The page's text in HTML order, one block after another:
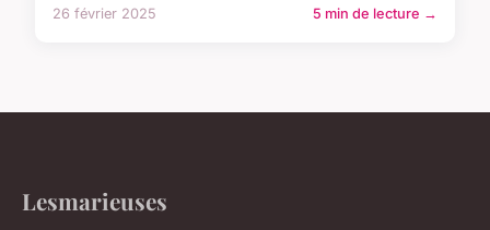
26 février 2025 5 min de lecture →
Lesmarieuses